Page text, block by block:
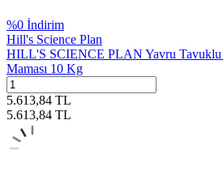
%0 İndirim
Hill's Science Plan
HILL'S SCIENCE PLAN Yavru Tavuklu
Maması 10 Kg
5.613,84 TL
5.613,84 TL